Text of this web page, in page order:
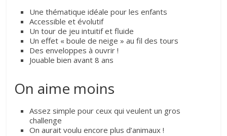
Une thématique idéale pour les enfants
Accessible et évolutif
Un tour de jeu intuitif et fluide
Un effet « boule de neige » au fil des tours
Des enveloppes à ouvrir !
Jouable bien avant 8 ans
On aime moins
Assez simple pour ceux qui veulent un gros
challenge
On aurait voulu encore plus d’animaux !